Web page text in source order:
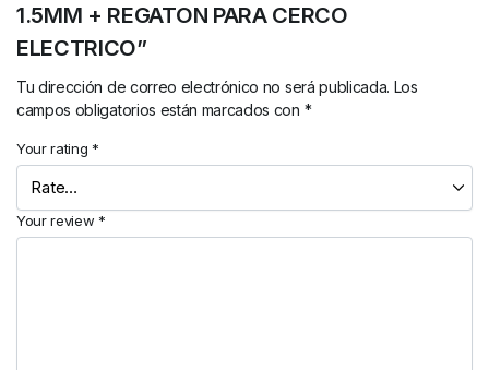
1.5MM + REGATON PARA CERCO
ELECTRICO”
Tu dirección de correo electrónico no será publicada. Los
campos obligatorios están marcados con *
Your rating *
Your review *